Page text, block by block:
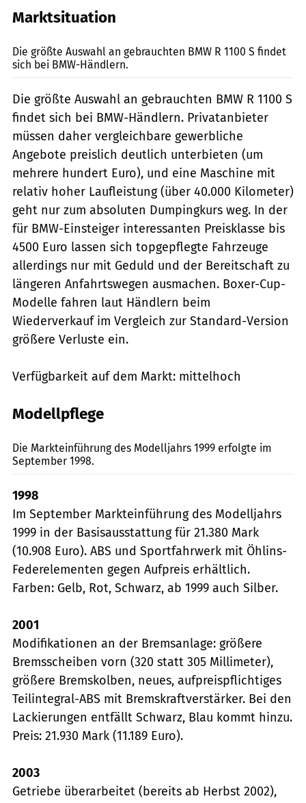
Marktsituation
Die größte Auswahl an gebrauchten BMW R 1100 S findet
sich bei BMW-Händlern.
Die größte Auswahl an gebrauchten BMW R 1100 S
findet sich bei BMW-Händlern. Privatanbieter
müssen daher vergleichbare gewerbliche
Angebote preislich deutlich unterbieten (um
mehrere hundert Euro), und eine Maschine mit
relativ hoher Laufleistung (über 40.000 Kilometer)
geht nur zum absoluten Dumpingkurs weg. In der
für BMW-Einsteiger interessanten Preisklasse bis
4500 Euro lassen sich topgepflegte Fahrzeuge
allerdings nur mit Geduld und der Bereitschaft zu
längeren Anfahrtswegen ausmachen. Boxer-Cup-
Modelle fahren laut Händlern beim
Wiederverkauf im Vergleich zur Standard-Version
größere Verluste ein.
Verfügbarkeit auf dem Markt: mittelhoch
Modellpflege
Die Markteinführung des Modelljahrs 1999 erfolgte im
September 1998.
1998
Im September Markteinführung des Modelljahrs
1999 in der Basisausstattung für 21.380 Mark
(10.908 Euro). ABS und Sportfahrwerk mit Öhlins-
Federelementen gegen Aufpreis erhältlich.
Farben: Gelb, Rot, Schwarz, ab 1999 auch Silber.
2001
Modifikationen an der Bremsanlage: größere
Bremsscheiben vorn (320 statt 305 Millimeter),
größere Bremskolben, neues, aufpreispflichtiges
Teilintegral-ABS mit Bremskraftverstärker. Bei den
Lackierungen entfällt Schwarz, Blau kommt hinzu.
Preis: 21.930 Mark (11.189 Euro).
2003
Getriebe überarbeitet (bereits ab Herbst 2002),